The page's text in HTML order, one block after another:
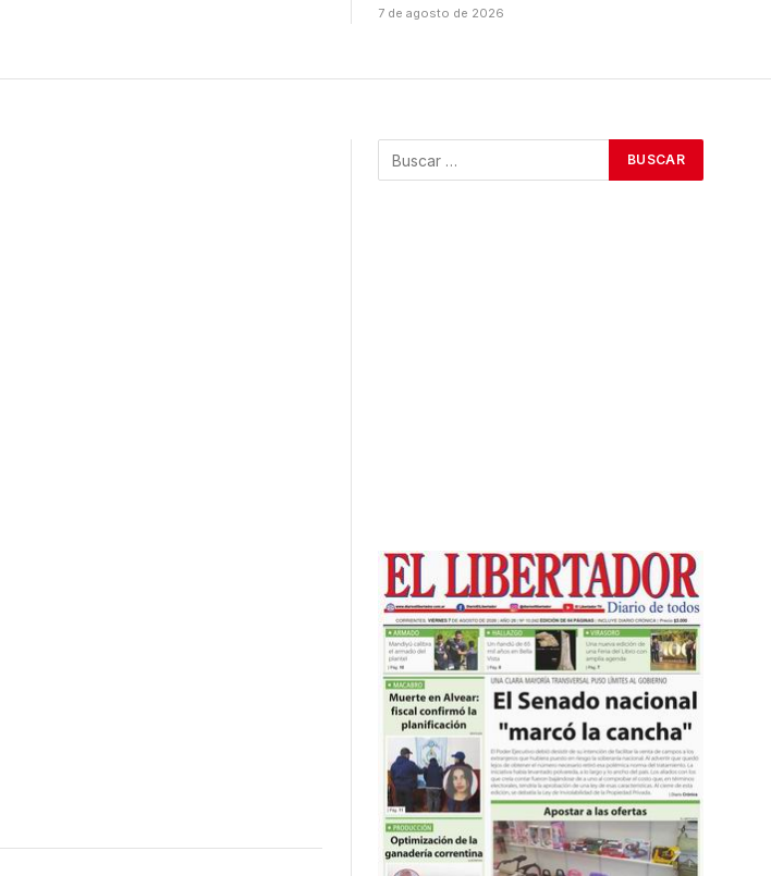
7 de agosto de 2026